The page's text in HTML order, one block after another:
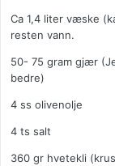
Ca 1,4 liter væske
resten vann.
50- 75 gram gjær
bedre)
4 ss olivenolje
4 ts salt
360 gr hvetekli